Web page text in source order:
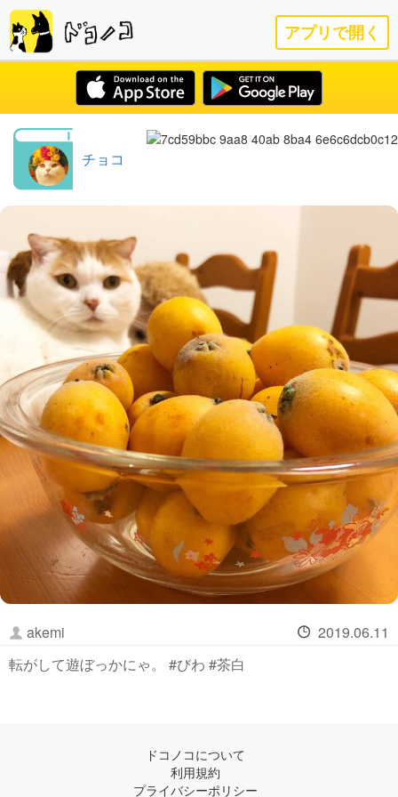
アプリで開く
チョコ
akemi
2019.06.11
転がして遊ぼっかにゃ。 #びわ #茶白
ドコノコについて
利用規約
プライバシーポリシー